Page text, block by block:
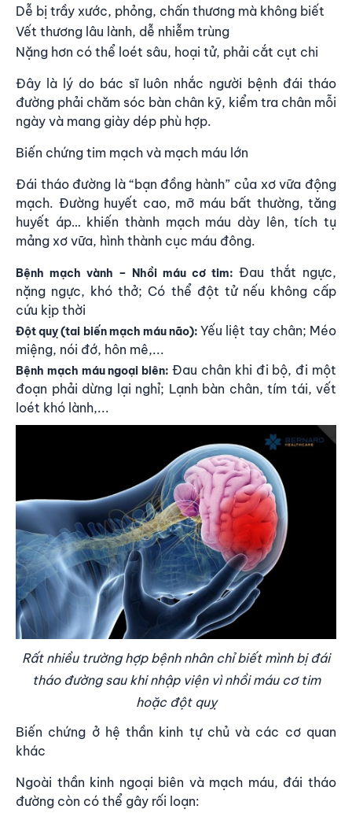
Dễ bị trầy xước, phỏng, chấn thương mà không biết
Vết thương lâu lành, dễ nhiễm trùng
Nặng hơn có thể loét sâu, hoại tử, phải cắt cụt chi
Đây là lý do bác sĩ luôn nhắc người bệnh đái tháo
đường phải chăm sóc bàn chân kỹ, kiểm tra chân mỗi
ngày và mang giày dép phù hợp.
Biến chứng tim mạch và mạch máu lớn
Đái tháo đường là “bạn đồng hành” của xơ vữa động
mạch. Đường huyết cao, mỡ máu bất thường, tăng
huyết áp… khiến thành mạch máu dày lên, tích tụ
mảng xơ vữa, hình thành cục máu đông.
Bệnh mạch vành – Nhồi máu cơ tim: Đau thắt ngực,
nặng ngực, khó thở; Có thể đột tử nếu không cấp
cứu kịp thời
Đột quỵ (tai biến mạch máu não):Yếu liệt tay chân; Méo
miệng, nói đớ, hôn mê,...
Bệnh mạch máu ngoại biên:Đau chân khi đi bộ, đi một
đoạn phải dừng lại nghỉ; Lạnh bàn chân, tím tái, vết
loét khó lành,...
Rất nhiều trường hợp bệnh nhân chỉ biết mình bị đái
tháo đường sau khi nhập viện vì nhồi máu cơ tim
hoặc đột quỵ
Biến chứng ở hệ thần kinh tự chủ và các cơ quan
khác
Ngoài thần kinh ngoại biên và mạch máu, đái tháo
đường còn có thể gây rối loạn: